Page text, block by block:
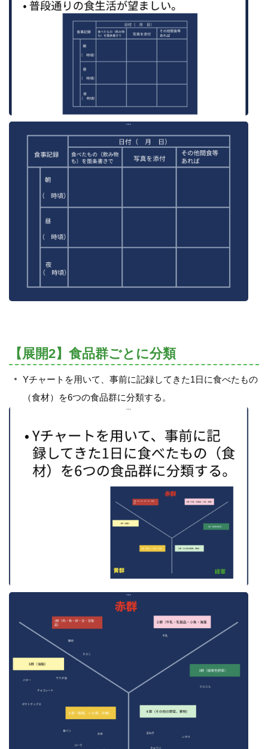
【展開2】食品群ごとに分類
Yチャートを用いて、事前に記録してきた1日に食べたもの
（食材）を6つの食品群に分類する。